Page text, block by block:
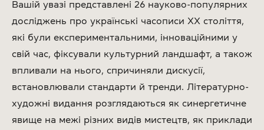
Вашій увазі представлені 26 науково-популярних
досліджень про українські часописи ХХ століття,
які були експериментальними, інноваційними у
свій час, фіксували культурний ландшафт, а також
впливали на нього, спричиняли дискусії,
встановлювали стандарти й тренди. Літературно-
художні видання розглядаються як синергетичне
явище на межі різних видів мистецтв, як приклади